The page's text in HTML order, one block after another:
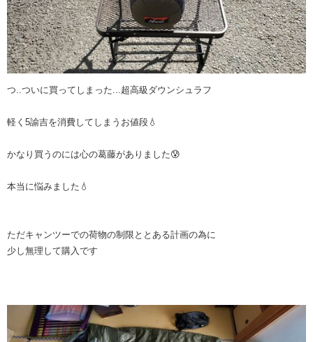
つ..ついに買ってしまった...超高級ダウンシュラフ
軽く5諭吉を消費してしまうお値段💧
かなり買うのには心の葛藤がありました😰
本当に悩みました💧
ただキャンツーでの荷物の制限ととある計画の為に
少し無理して購入です